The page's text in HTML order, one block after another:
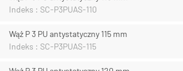
Indeks : SC-P3PUAS-110
Wąż P 3 PU antystatyczny 115 mm
Indeks : SC-P3PUAS-115